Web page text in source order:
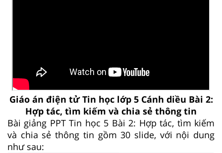
Giáo án điện tử Tin học lớp 5 Cánh diều Bài 2:
Hợp tác, tìm kiếm và chia sẻ thông tin
Bài giảng PPT Tin học 5 Bài 2: Hợp tác, tìm kiếm
và chia sẻ thông tin gồm 30 slide, với nội dung
như sau: